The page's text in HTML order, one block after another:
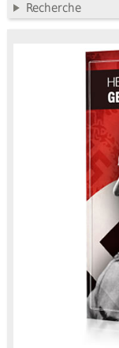
Recherche